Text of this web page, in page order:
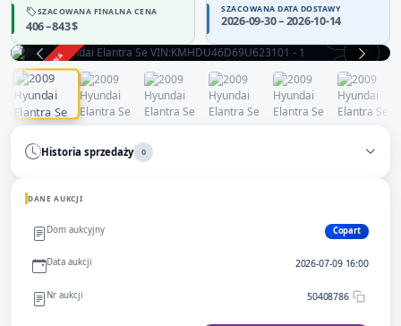
SZACOWANA FINALNA CENA
406 – 843 $
SZACOWANA DATA DOSTAWY
2026-09-30 – 2026-10-14
ZAKOŃCZONA
Historia sprzedaży 0
DANE AUKCJI
Dom aukcyjny Copart
Data aukcji 2026-07-09 16:00
Nr aukcji 50408786